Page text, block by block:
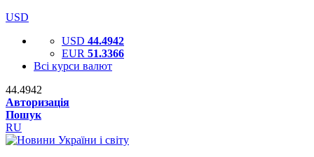
USD
USD 44.4942
EUR 51.3366
Всі курси валют
44.4942
Авторизація
Пошук
RU